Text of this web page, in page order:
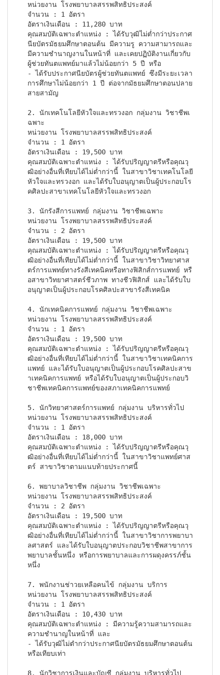
หน่วยงาน โรงพยาบาลสรรพสิทธิประสงค์
จำนวน : 1 อัตรา
อัตราเงินเดือน : 11,280 บาท
คุณสมบัติเฉพาะตำแหน่ง : ได้รับวุฒิไม่ต่ำกว่าประกาศ
นียบัตรมัธยมศึกษาตอนต้น มีความรู ความสามารถและ
มีความชำนาญงานในหน้าที่ และเคยปฏิบัติงานเกี่ยวกับ
ผู้ช่วยทันตแพทย์มาแล้วไม่น้อยกว่า 5 ปี หรือ
- ได้รับประกาศนียบัตรผู้ช่วยทันตแพทย์ ซึงมีระยะเวลา
การศึกษาไม่น้อยกว่า 1 ปี ต่อจากมัธยมศึกษาตอนปลาย
สายสามัญ
2. นักเทคโนโลยีหัวใจและทรวงอก กลุ่มงาน วิชาชีพเ
ฉพาะ
หน่วยงาน โรงพยาบาลสรรพสิทธิประสงค์
จำนวน : 1 อัตรา
อัตราเงินเดือน : 19,500 บาท
คุณสมบัติเฉพาะตำแหน่ง : ได้รับปริญญาตรีหรือคุณวุ
ฒิอย่างอื่นที่เทียบได้ไม่ต่ำกว่านี้ ในสาขาวิชาเทคโนโลยี
หัวใจและทรวงอก และได้รับใบอนุญาตเป็นผู้ประกอบโร
คศิลปะสาขาเทคโนโลยีหัวใจและทรวงอก
3. นักรังสีการแพทย์ กลุ่มงาน วิชาชีพเฉพาะ
หน่วยงาน โรงพยาบาลสรรพสิทธิประสงค์
จำนวน : 2 อัตรา
อัตราเงินเดือน : 19,500 บาท
คุณสมบัติเฉพาะตำแหน่ง : ได้รับปริญญาตรีหรือคุณวุ
ฒิอย่างอื่นที่เทียบได้ไม่ต่ำกว่านี้ ในสาขาวิชาวิทยาศาส
ตร์การแพทย์ทางรังสีเทคนิคหรือทางฟิสิกส์การแพทย์ หรื
อสาขาวิทยาศาสตร์ชีวภาพ ทางชีวฟิสิกส์ และได้รับใบ
อนุญาตเป็นผู้ประกอบโรคศิลปะสาขารังสีเทคนิค
4. นักเทคนิคการแพทย์ กลุ่มงาน วิชาชีพเฉพาะ
หน่วยงาน โรงพยาบาลสรรพสิทธิประสงค์
จำนวน : 1 อัตรา
อัตราเงินเดือน : 19,500 บาท
คุณสมบัติเฉพาะตำแหน่ง : ได้รับปริญญาตรีหรือคุณวุ
ฒิอย่างอื่นที่เทียบได้ไม่ต่ำกว่านี้ ในสาขาวิชาเทคนิคการ
แพทย์ และได้รับใบอนุญาตเป็นผู้ประกอบโรคศิลปะสาข
าเทคนิคการแพทย์ หรือได้รับใบอนุญาตเป็นผู้ประกอบวิ
ชาชีพเทคนิคการแพทย์ของสภาเทคนิคการแพทย์
5. นักวิทยาศาสตร์การแพทย์ กลุ่มงาน บริหารทั่วไป
หน่วยงาน โรงพยาบาลสรรพสิทธิประสงค์
จำนวน : 1 อัตรา
อัตราเงินเดือน : 18,000 บาท
คุณสมบัติเฉพาะตำแหน่ง : ได้รับปริญญาตรีหรือคุณวุ
ฒิอย่างอื่นที่เทียบได้ไม่ต่ำกว่านี้ ในสาขาวิชาแพทย์ศาส
ตร์ สาขาวิชาตามแนบท้ายประกาศนี้
6. พยาบาลวิชาชีพ กลุ่มงาน วิชาชีพเฉพาะ
หน่วยงาน โรงพยาบาลสรรพสิทธิประสงค์
จำนวน : 2 อัตรา
อัตราเงินเดือน : 19,500 บาท
คุณสมบัติเฉพาะตำแหน่ง : ได้รับปริญญาตรีหรือคุณวุ
ฒิอย่างอื่นที่เทียบได้ไม่ต่ำกว่านี้ ในสาขาวิชาการพยาบา
ลศาสตร์ และได้รับใบอนุญาตประกอบวิชาชีพสาขาการ
พยาบาลชั้นหนึ่ง หรือการพยาบาลและการผดุงครรภ์ชั้น
หนึ่ง
7. พนักงานช่าวยเหลือคนไข้ กลุ่มงาน บริการ
หน่วยงาน โรงพยาบาลสรรพสิทธิประสงค์
จำนวน : 1 อัตรา
อัตราเงินเดือน : 10,430 บาท
คุณสมบัติเฉพาะตำแหน่ง : มีความรู้ความสามารถและ
ความชำนาญในหน้าที่ และ
- ได้รับวุฒิไม่ตำกว่าประกาศนียบัตรมัธยมศึกษาตอนต้น
หรือเทียบเท่า
8. นักวิชาการเงินและบัญชี กลุ่มงาน บริหารทั่วไป